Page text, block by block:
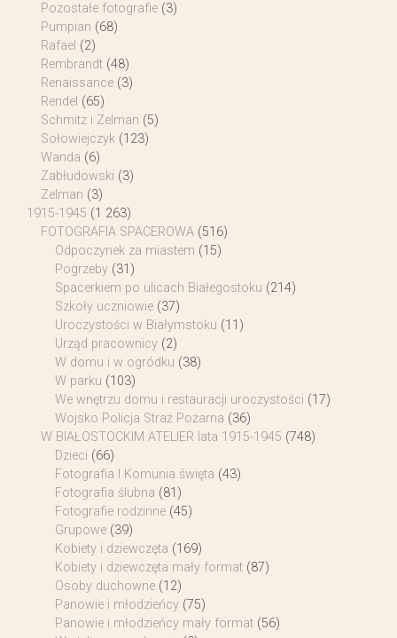
Pozostałe fotografie (3)
Pumpian (68)
Rafael (2)
Rembrandt (48)
Renaissance (3)
Rendel (65)
Schmitz i Zelman (5)
Sołowiejczyk (123)
Wanda (6)
Zabłudowski (3)
Zelman (3)
1915-1945 (1 263)
FOTOGRAFIA SPACEROWA (516)
Odpoczynek za miastem (15)
Pogrzeby (31)
Spacerkiem po ulicach Białegostoku (214)
Szkoły uczniowie (37)
Uroczystości w Białymstoku (11)
Urząd pracownicy (2)
W domu i w ogródku (38)
W parku (103)
We wnętrzu domu i restauracji uroczystości (17)
Wojsko Policja Straż Pożarna (36)
W BIAŁOSTOCKIM ATELIER lata 1915-1945 (748)
Dzieci (66)
Fotografia I Komunia święta (43)
Fotografia ślubna (81)
Fotografie rodzinne (45)
Grupowe (39)
Kobiety i dziewczęta (169)
Kobiety i dziewczęta mały format (87)
Osoby duchowne (12)
Panowie i młodzieńcy (75)
Panowie i młodzieńcy mały format (56)